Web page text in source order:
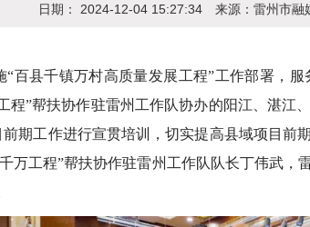
日期： 2024-12-04 15:27:34 来源： 雷州市融
县千镇万村高质量发展工程”工作部署，服
程”帮扶协作驻雷州工作队协办的阳江、湛
期工作进行宣贯培训，切实提高县域项目
万工程”帮扶协作驻雷州工作队队长丁伟武